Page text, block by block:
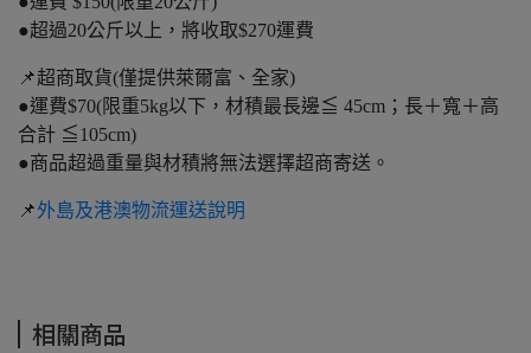
●超過20公斤以上，將收取$270運費
📌超商取貨(僅提供萊爾富、全家)
●運費$70(限重5kg以下，材積最長邊≦ 45cm；長＋寬＋高
合計 ≦105cm)
●商品超過重量與材積將無法選擇超商寄送。
📌外島及港澳物流運送說明
相關商品